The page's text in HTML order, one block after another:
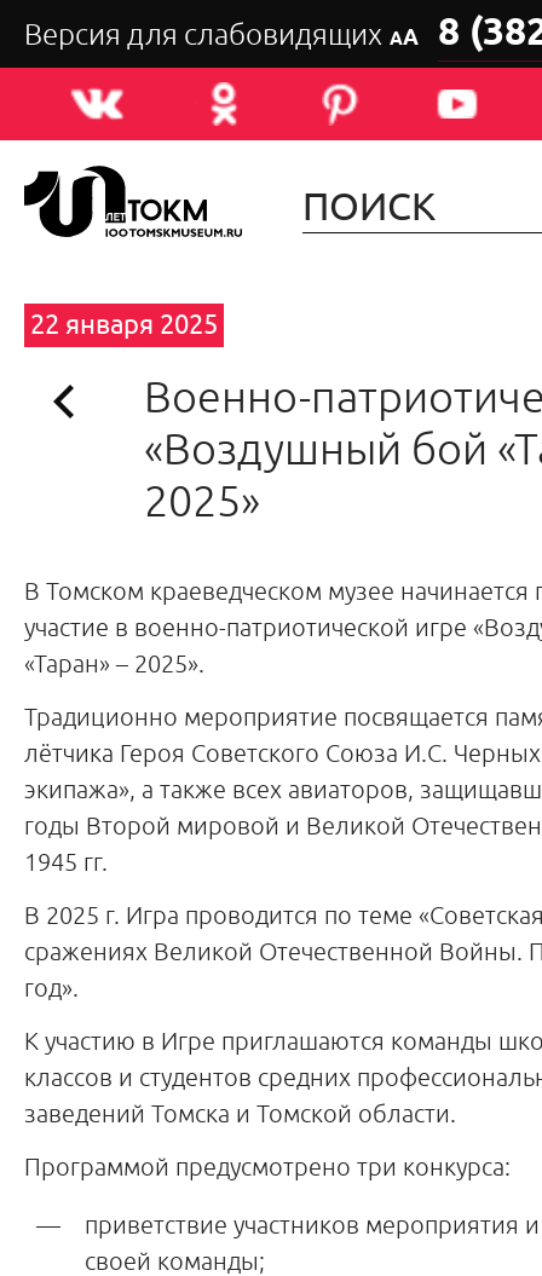
Версия для слабовидящих АА 8
22 января 2025
Военно-
«Воздушный бой
2025»
В Томском краеведческом музее начинается
участие в военно-патриотической игре
«Таран» – 2025».
Традиционно мероприятие посвящается
лётчика Героя Советского Союза И.С.
экипажа», а также всех авиаторов,
годы Второй мировой и Великой
1945 гг.
В 2025 г. Игра проводится по теме
сражениях Великой Отечественной Войны.
год».
К участию в Игре приглашаются команды
классов и студентов средних
заведений Томска и Томской области.
Программой предусмотрено три конкурса:
приветствие участников мероприятия
своей команды;